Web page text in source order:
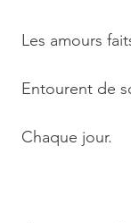
Les amours
Entourent de
Chaque jour.